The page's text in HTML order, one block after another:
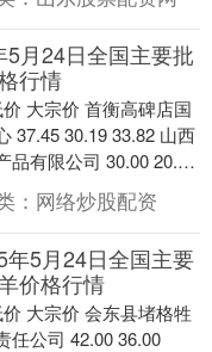
月24日全国主要批
行情
大宗价 首衡高碑店国
37.45 30.19 33.82 山西
品有限公司 30.00 20.00
： 网络炒股配资
5月24日全国主要
价格行情
大宗价 会东县堵格牲
任公司 42.00 36.00